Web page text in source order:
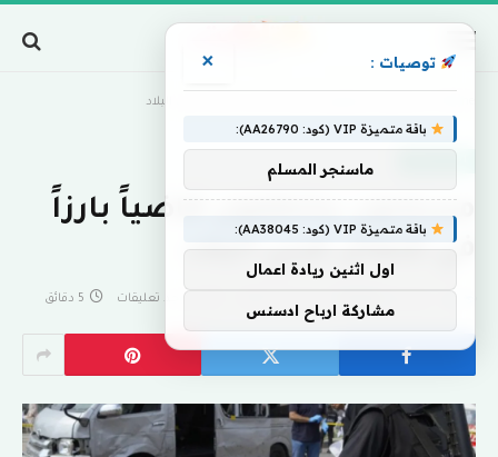
مسلحون يختطفون قاضياً بارزاً في شمال غربي البلاد
مسلحون يختطفون قاضياً بارزاً
في شمال غربي البلاد
لا توجد تعليقات 5 دقائق
توصيات : ×
باقة متميزة VIP (كود: AA26790):
ماسنجر المسلم
باقة متميزة VIP (كود: AA38045):
اول اثنين ريادة اعمال
مشاركة ارباح ادسنس